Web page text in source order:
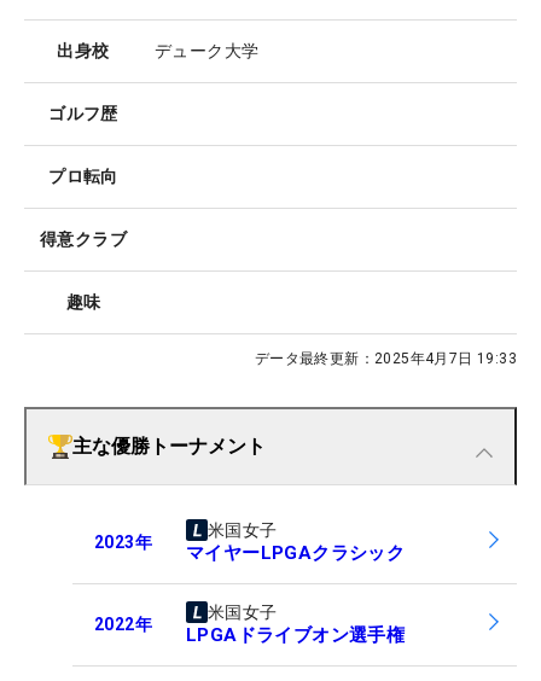
出身校 デューク大学
ゴルフ歴
プロ転向
得意クラブ
趣味
データ最終更新： 2025年4月7日 19:33
主な優勝トーナメント
2023年
米国女子
マイヤーLPGAクラシック
2022年
米国女子
LPGAドライブオン選手権